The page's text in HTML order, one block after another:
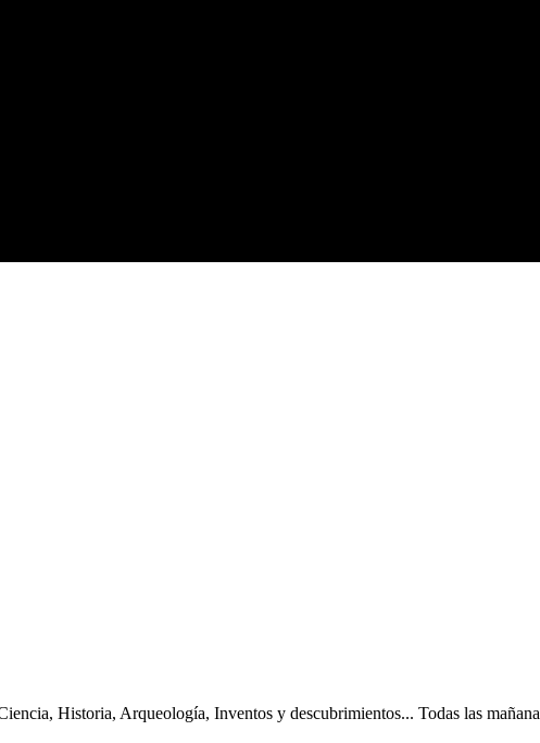
Historia, Arqueología, Inventos y descubrimientos... Todas las